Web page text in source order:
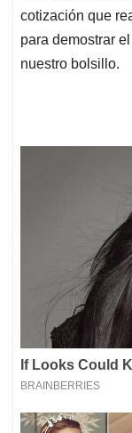
cotización que
para demostrar
nuestro bolsillo.